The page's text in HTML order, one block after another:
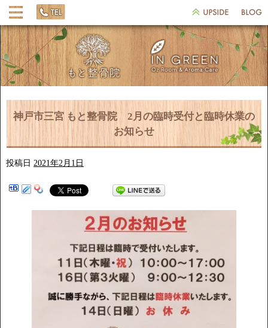
神戸市三宮 もと整骨院 2月の臨時受付と臨時休業の
お知らせ
投稿日 2021年2月1日